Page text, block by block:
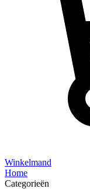
Winkelmand
Home
Categorieën